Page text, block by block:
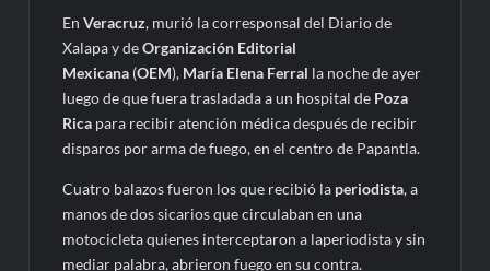
EnVeracruz, murió la corresponsal del Diario de
Xalapa y deOrganización Editorial
Mexicana (OEM), María Elena Ferral la noche de ayer
luego de que fuera trasladada a un hospital de Poza
Rica para recibir atención médica después de recibir
disparos por arma de fuego, en el centro de Papantla.
Cuatro balazos fueron los que recibió la periodista, a
manos de dos sicarios que circulaban en una
motocicleta quienes interceptaron a laperiodista y sin
mediar palabra, abrieron fuego en su contra.